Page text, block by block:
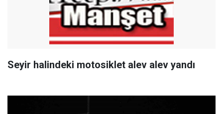
Seyir halindeki motosiklet alev alev yandı